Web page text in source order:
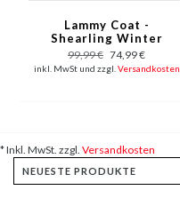
Lammy Coat -
Shearling Winter
Jacket Damen - Grau
99,99 € 74,99 €
inkl. MwSt und zzgl. Versandkosten
* Inkl. MwSt. zzgl. Versandkosten